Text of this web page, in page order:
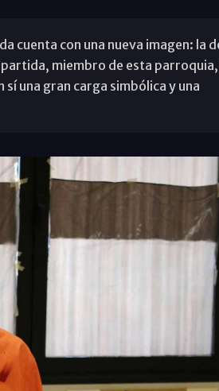
cuenta con una nueva imagen: la
miembro de esta
una gran carga simbólica y una